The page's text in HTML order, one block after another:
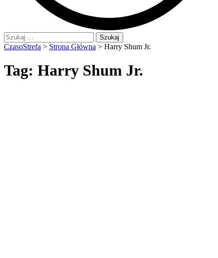
Szukaj:
CzasoStrefa > Strona Główna > Harry Shum Jr.
Tag: Harry Shum Jr.